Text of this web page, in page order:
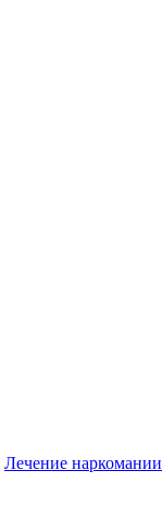
Лечение наркомании